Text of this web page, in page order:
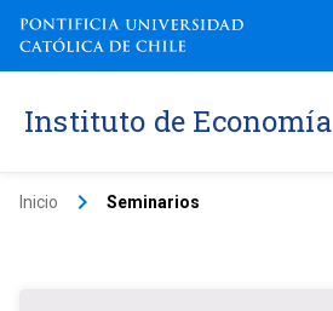
Instituto de Economía
Inicio keyboard_arrow_right Seminarios